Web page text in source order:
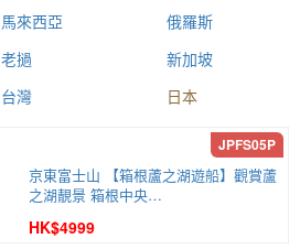
馬來西亞
俄羅斯
老撾
新加坡
台灣 日本
京東富士山 【箱根蘆之湖遊船】觀賞蘆
之湖靚景 箱根中央…
HK$4999